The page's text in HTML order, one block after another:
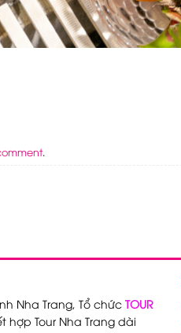
.
Nha Trang, Tổ chức TOUR
hợp Tour Nha Trang dài